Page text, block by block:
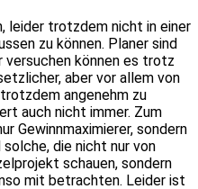
leider trotzdem nicht in einer
zu können. Planer sind
versuchen können es trotz
aber vor allem von
angenehm zu
auch nicht immer. Zum
Gewinnmaximierer, sondern
die nicht nur von
schauen, sondern
mit betrachten. Leider ist